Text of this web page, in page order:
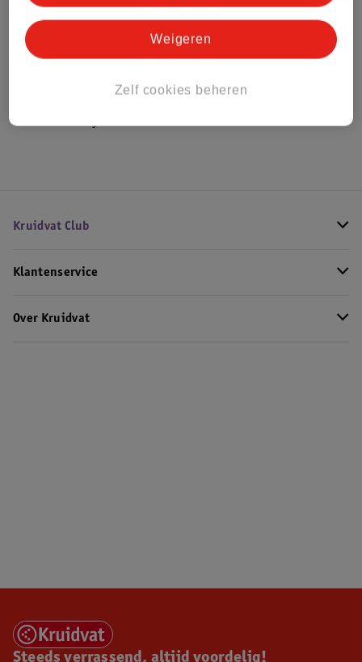
Bekijk ook
Alle Babyshampoo
Hoe controleren wij de reviews?
Kruidvat Club
Klantenservice
Over Kruidvat
Steeds verrassend, altijd voordelig!
Zelf cookies beheren
Weigeren